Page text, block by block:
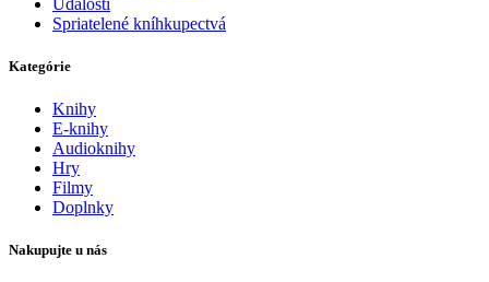
Spriatelené kníhkupectvá
Kategórie
Knihy
E-knihy
Audioknihy
Hry
Filmy
Doplnky
Nakupujte u nás